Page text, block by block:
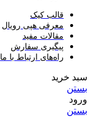
قالب کیک
معرفی هپی رویال
مقالات مفید
پیگیری سفارش
راه‌های ارتباط با ما
سبد خرید
بستن
ورود
بستن